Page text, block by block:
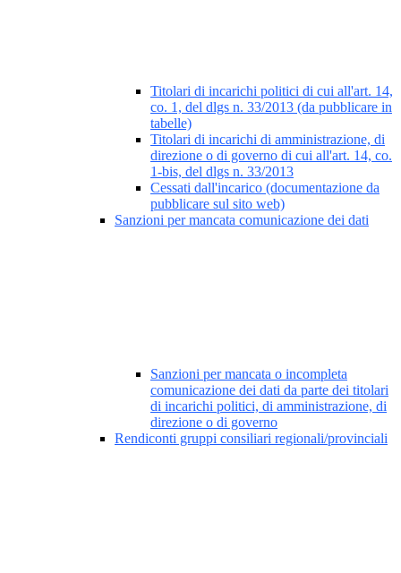
Titolari di incarichi politici di cui all'art. 14,
co. 1, del dlgs n. 33/2013 (da pubblicare in
tabelle)
Titolari di incarichi di amministrazione, di
direzione o di governo di cui all'art. 14, co.
1-bis, del dlgs n. 33/2013
Cessati dall'incarico (documentazione da
pubblicare sul sito web)
Sanzioni per mancata comunicazione dei dati
Sanzioni per mancata o incompleta
comunicazione dei dati da parte dei titolari
di incarichi politici, di amministrazione, di
direzione o di governo
Rendiconti gruppi consiliari regionali/provinciali